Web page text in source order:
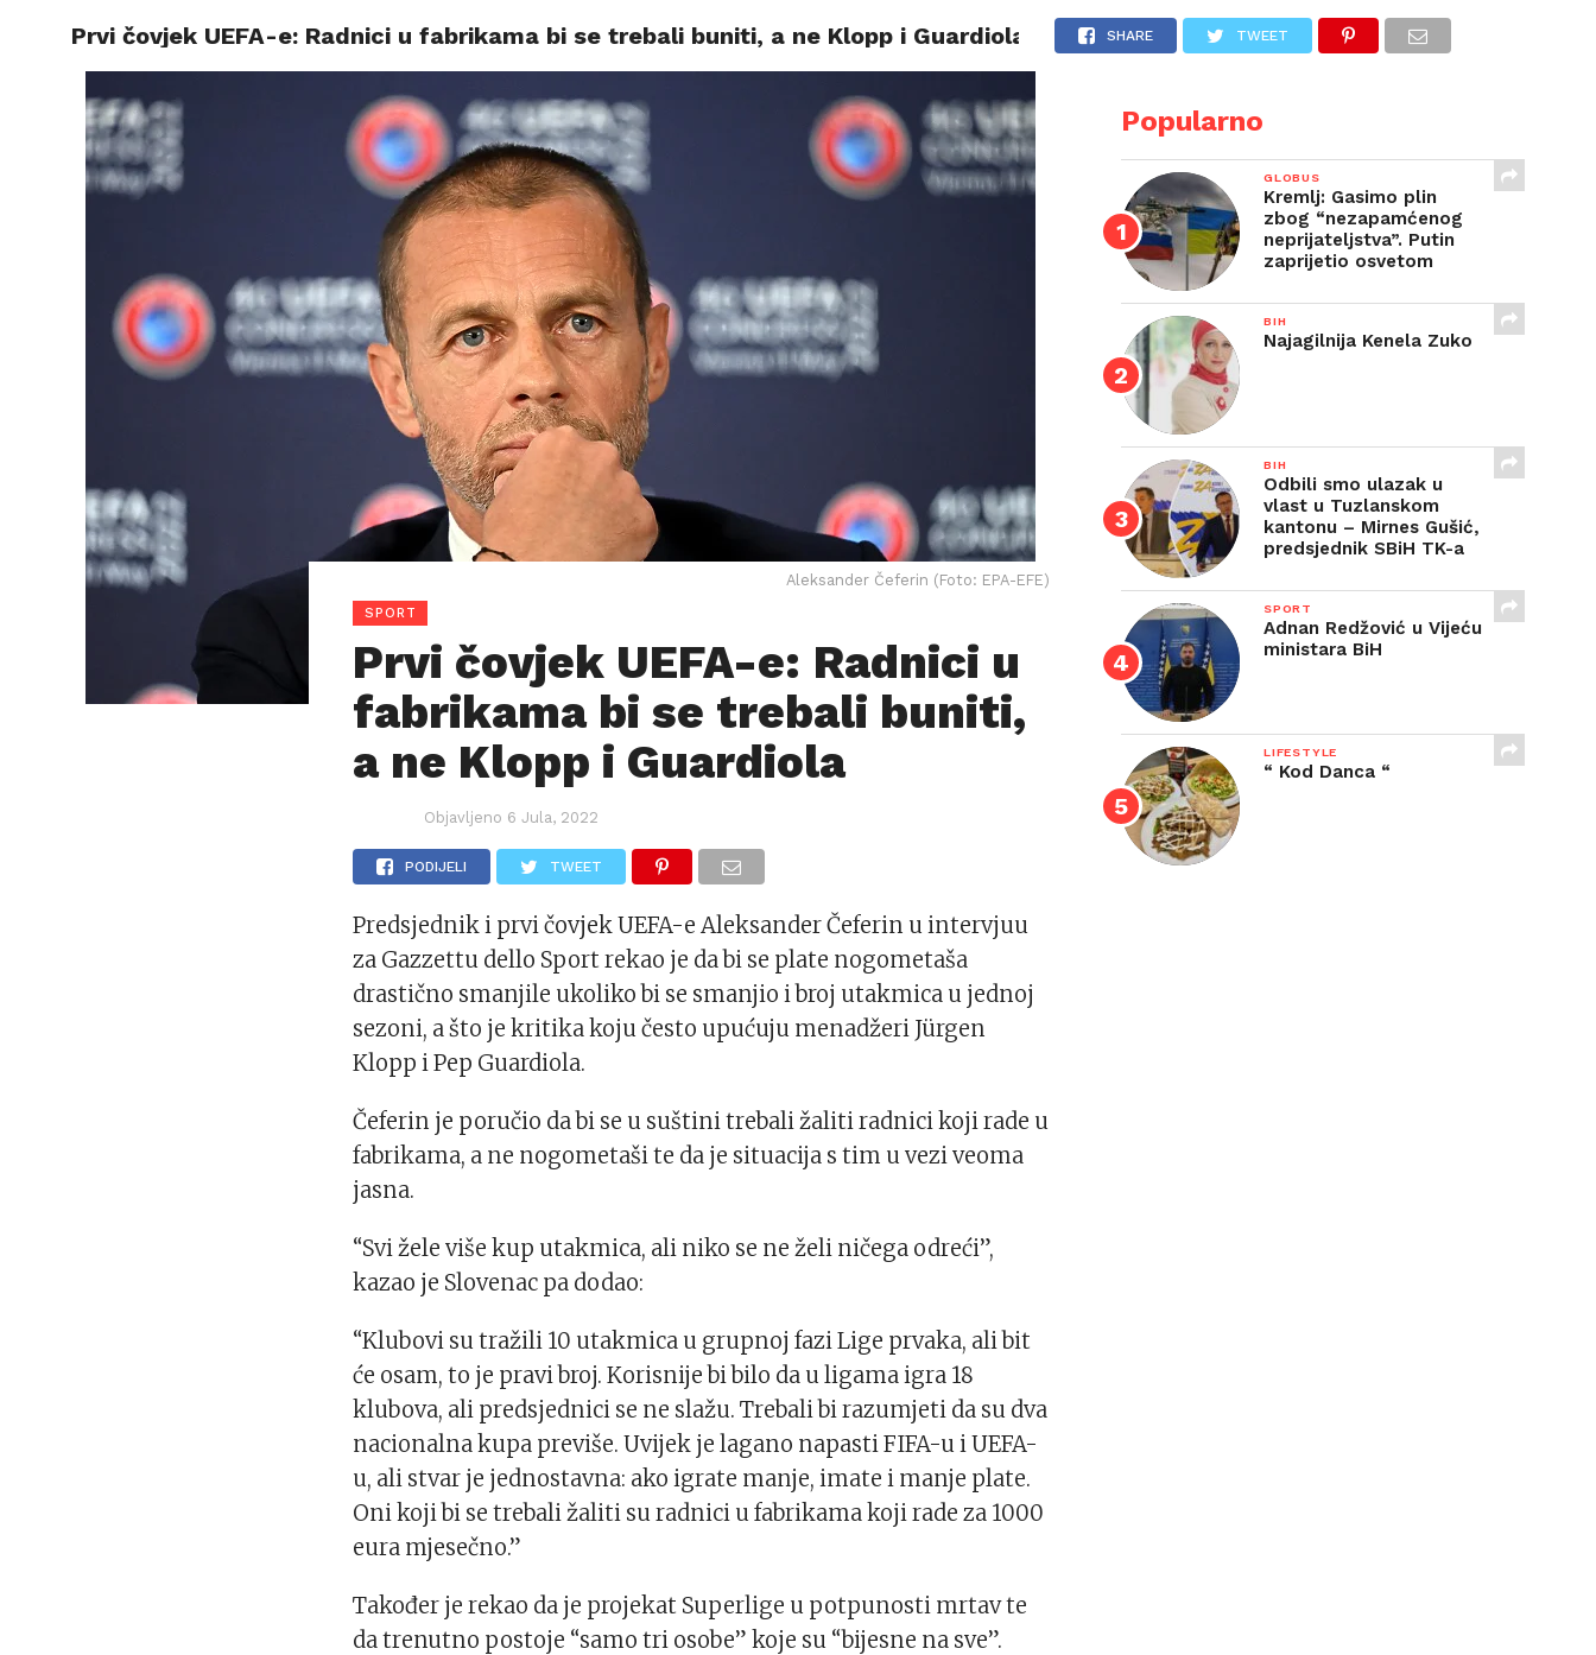
VIJESTI BIZNIS SPORT MAGAZIN AUTO MOTO LIFESTYLE
Prvi čovjek UEFA-e: Radnici u fabrikama bi se trebali buniti, a ne Klopp i Guardiola SHARE TWEET
Aleksander Čeferin (Foto: EPA-EFE)
SPORT
Prvi čovjek UEFA-e: Radnici u
fabrikama bi se trebali buniti,
a ne Klopp i Guardiola
Objavljeno 6 Jula, 2022
PODIJELI TWEET
Predsjednik i prvi čovjek UEFA-e Aleksander Čeferin u intervjuu
za Gazzettu dello Sport rekao je da bi se plate nogometaša
drastično smanjile ukoliko bi se smanjio i broj utakmica u jednoj
sezoni, a što je kritika koju često upućuju menadžeri Jürgen
Klopp i Pep Guardiola.
Čeferin je poručio da bi se u suštini trebali žaliti radnici koji rade u
fabrikama, a ne nogometaši te da je situacija s tim u vezi veoma
jasna.
“Svi žele više kup utakmica, ali niko se ne želi ničega odreći”,
kazao je Slovenac pa dodao:
“Klubovi su tražili 10 utakmica u grupnoj fazi Lige prvaka, ali bit
će osam, to je pravi broj. Korisnije bi bilo da u ligama igra 18
klubova, ali predsjednici se ne slažu. Trebali bi razumjeti da su dva
nacionalna kupa previše. Uvijek je lagano napasti FIFA-u i UEFA-
u, ali stvar je jednostavna: ako igrate manje, imate i manje plate.
Oni koji bi se trebali žaliti su radnici u fabrikama koji rade za 1000
eura mjesečno.”
Također je rekao da je projekat Superlige u potpunosti mrtav te
da trenutno postoje “samo tri osobe” koje su “bijesne na sve”.
Popularno
GLOBUS
Kremlj: Gasimo plin
zbog “nezapamćenog
neprijateljstva”. Putin
zaprijetio osvetom
BIH
Najagilnija Kenela Zuko
BIH
Odbili smo ulazak u
vlast u Tuzlanskom
kantonu – Mirnes Gušić,
predsjednik SBiH TK-a
SPORT
Adnan Redžović u Vijeću
ministara BiH
LIFESTYLE
“ Kod Danca “